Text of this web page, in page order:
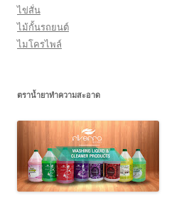
ไข่สั่น
ไม้กั้นรถยนต์
ไมโครไพล์
ตราน้ำยาทำความสะอาด